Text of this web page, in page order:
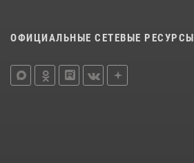
ОФИЦИАЛЬНЫЕ СЕТЕВЫЕ РЕСУРСЫ